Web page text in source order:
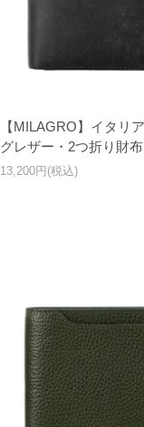
【MILAGRO】イタリ
グレザー・2つ折り財布
13,200円(税込)